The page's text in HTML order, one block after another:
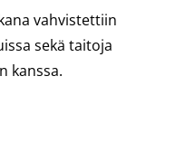
vahvistettiin
sekä taitoja
kanssa.